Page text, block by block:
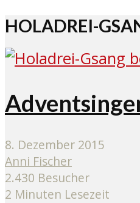
HOLADREI-
8. Dezember 2015
Anni Fischer
2.430 Besucher
2 Minuten Lesezeit